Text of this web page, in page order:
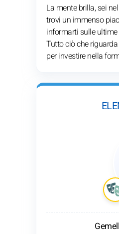
La mente brilla, sei
trovi un immenso
informarti sulle
Tutto ciò che
per investire nella